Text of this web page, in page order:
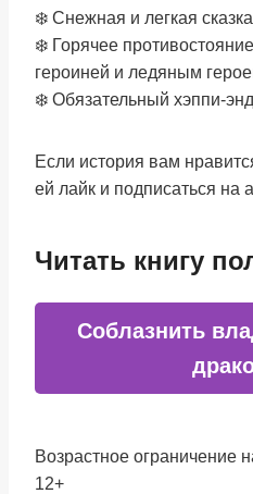
❄️ Снежная и легкая
❄️ Горячее
героиней и ледяным
❄️ Обязательный хэппи-
Если история вам
ей лайк и подписаться на
Читать книгу
Соблазнить
Возрастное ограничение
12+